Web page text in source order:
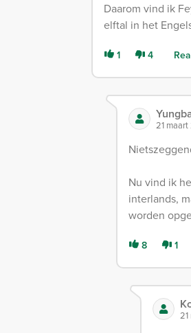
Daarom vind ik
elftal in het
1 4
21
Nu vind ik
interlands,
worden
8 1